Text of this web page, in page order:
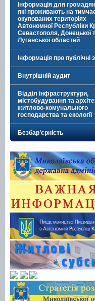
Інформація для
які проживають на
окупованих територіях
Автономної Республіки
Севастополя, Донецької
Луганської областей
Інформація про публічні
Внутрішній аудит
Відділ інфраструктури,
містобудування та
житлово-комунального
господарства та екології
Безбар’єрність